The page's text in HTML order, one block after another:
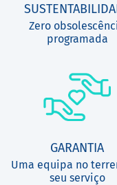
Zero
programada
GARANTIA
Uma equipa no
seu serviço